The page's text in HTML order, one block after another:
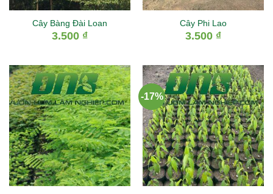
Cây Bàng Đài Loan
3.500 ₫
Cây Phi Lao
3.500 ₫
-17%